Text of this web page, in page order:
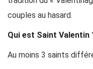
couples au hasard.
Qui est Saint Valentin
Au moins 3 saints